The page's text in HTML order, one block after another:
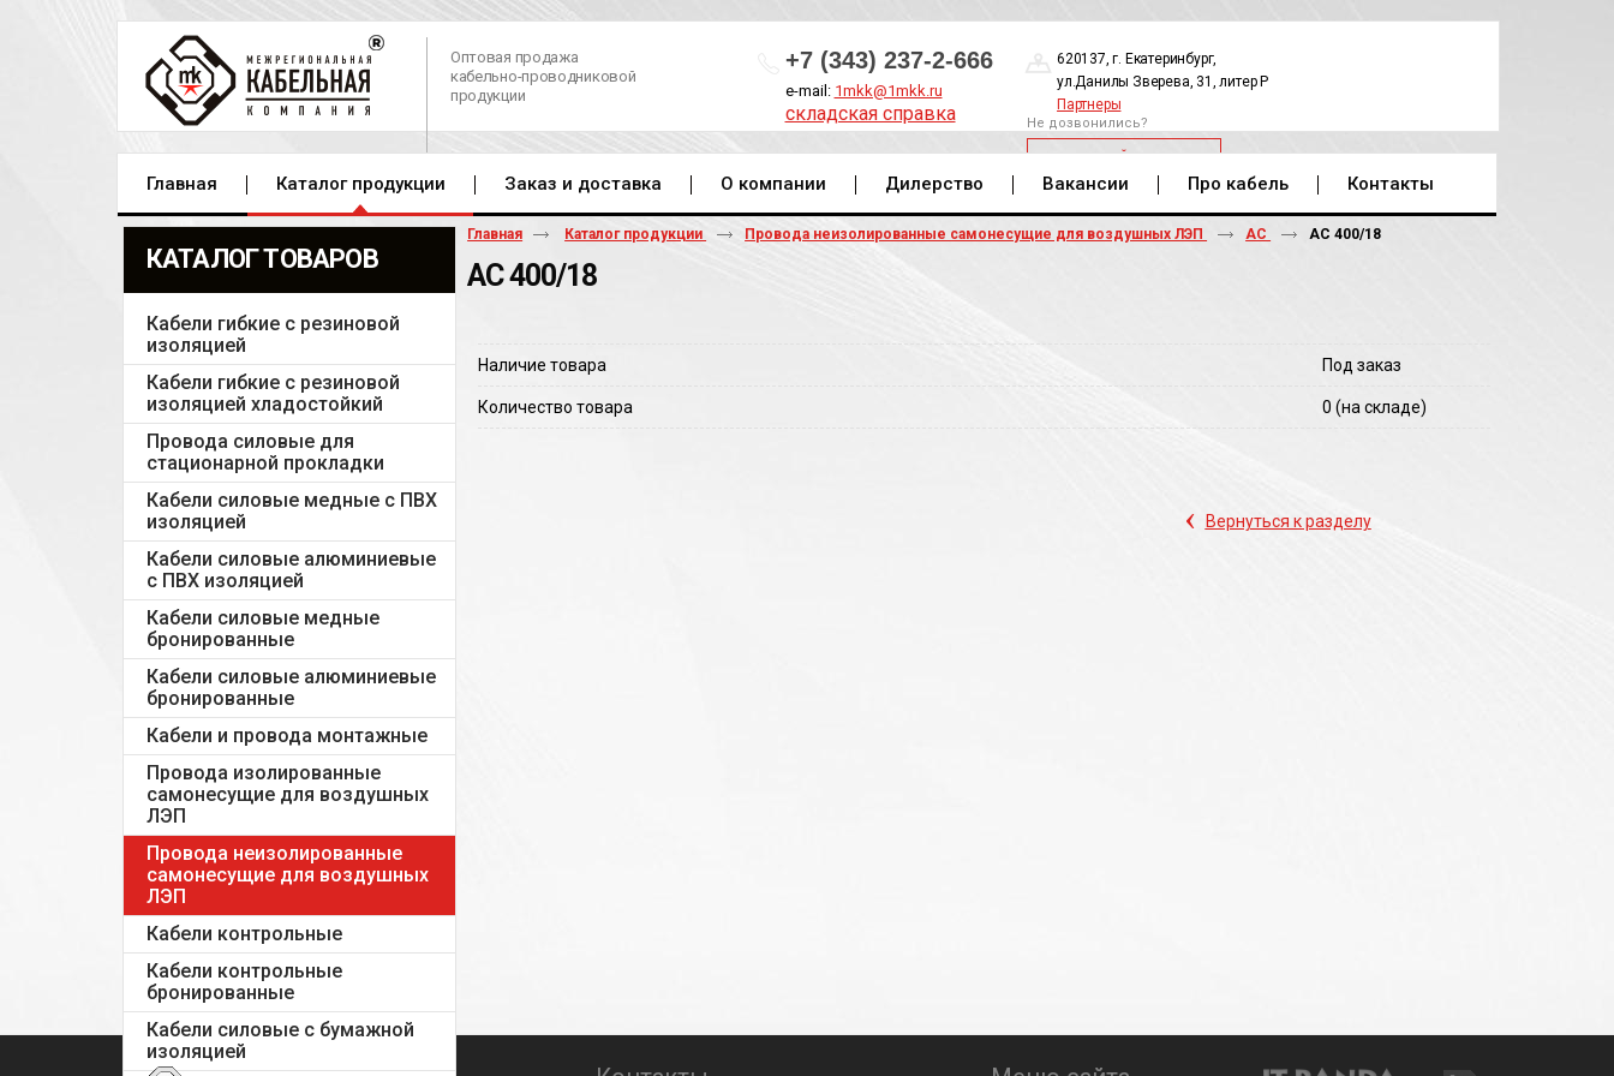
Оптовая продажа
кабельно-проводниковой
продукции
+7 (343) 237-2-666
e-mail: 1mkk@1mkk.ru
складская справка
620137, г. Екатеринбург,
ул.Данилы Зверева, 31, литер Р
Партнеры
Не дозвонились?
ОБРАТНЫЙ ЗВОНОК
Главная Каталог продукции Заказ и доставка О компании Дилерство Вакансии Про кабель Контакты
КАТАЛОГ ТОВАРОВ
Кабели гибкие с резиновой
изоляцией
Кабели гибкие с резиновой
изоляцией хладостойкий
Провода силовые для
стационарной прокладки
Кабели силовые медные с ПВХ
изоляцией
Кабели силовые алюминиевые
с ПВХ изоляцией
Кабели силовые медные
бронированные
Кабели силовые алюминиевые
бронированные
Кабели и провода монтажные
Провода изолированные
самонесущие для воздушных
ЛЭП
Провода неизолированные
самонесущие для воздушных
ЛЭП
Кабели контрольные
Кабели контрольные
бронированные
Кабели силовые с бумажной
изоляцией
Главная Каталог продукции Провода неизолированные самонесущие для воздушных ЛЭП АС АС 400/18
АС 400/18
Наличие товара Под заказ
Количество товара 0 (на складе)
‹ Вернуться к разделу